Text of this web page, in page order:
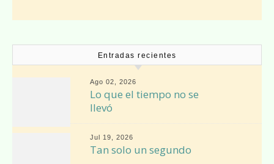
Entradas recientes
Ago 02, 2026
Lo que el tiempo no se
llevó
Jul 19, 2026
Tan solo un segundo